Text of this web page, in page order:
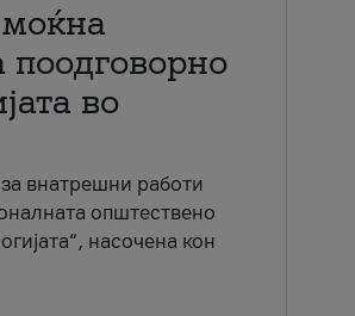
во
внатрешни работи
општествено
насочена кон